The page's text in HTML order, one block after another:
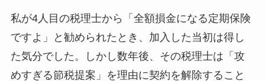
私が4人目の税理士から「全額損金になる定期保険
ですよ」と勧められたとき、加入した当初は得し
た気分でした。しかし数年後、その税理士は「攻
めすぎる節税提案」を理由に契約を解除すること